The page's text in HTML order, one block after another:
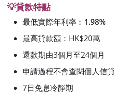
💡貸款特點
最低實際年利率︰ 1.98%
最高貸款額：HK$20萬
還款期由3個月至24個月
申請過程不會查閱個人信
7日免息冷靜期